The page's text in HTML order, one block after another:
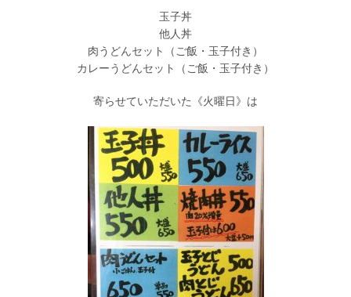
玉子丼
他人丼
肉うどんセット（ご飯・玉子付き）
カレーうどんセット（ご飯・玉子付き）
寄らせていただいた《火曜日》は